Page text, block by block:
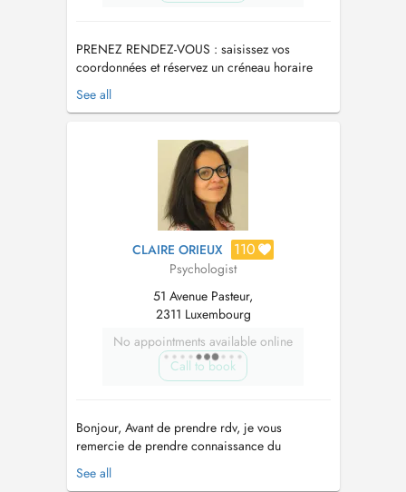
PRENEZ RENDEZ-VOUS : saisissez vos
coordonnées et réservez un créneau horaire
qui vous convient. BOOK AN APPOINTMENT:
enter your details and book a time slot at your
inserisci i tuoi dati e prenota una fascia oraria
a tua scelta. Info Tél/SMS: +352 ...
See all
CLAIRE ORIEUX 110
Psychologist
51 Avenue Pasteur,
2311 Luxembourg
No appointments available online
Call to book
Bonjour, Avant de prendre rdv, je vous
remercie de prendre connaissance du
fonctionnement du cabinet : - Pour me
contacter, il est préférable de privilégier le
See all